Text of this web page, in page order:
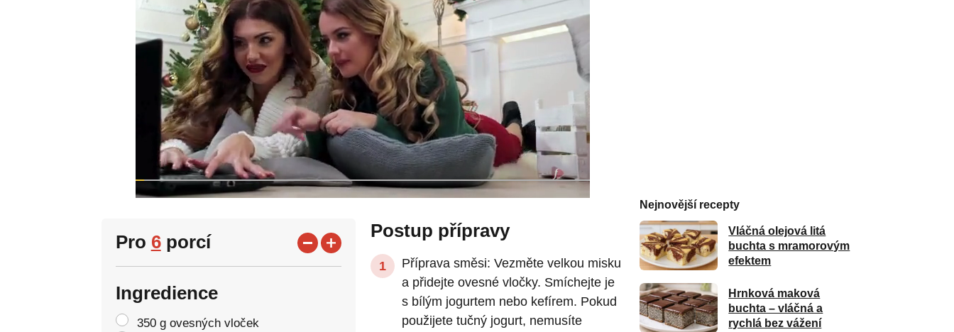
Pro 6porcí
Ingredience
350 g ovesných vloček
Postup přípravy
Příprava směsi: Vezměte velkou misku
a přidejte ovesné vločky. Smíchejte je
s bílým jogurtem nebo kefírem. Pokud
použijete tučný jogurt, nemusíte
Nejnovější recepty
Vláčná olejová litá
buchta s mramorovým
efektem
Hrnková maková
buchta – vláčná a
rychlá bez vážení